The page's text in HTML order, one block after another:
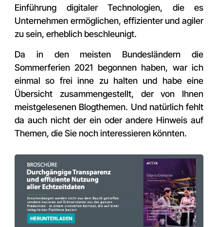
Einführung digitaler Technologien, die es
Unternehmen ermöglichen, effizienter und agiler
zu sein, erheblich beschleunigt.
Da in den meisten Bundesländern die
Sommerferien 2021 begonnen haben, war ich
einmal so frei inne zu halten und habe eine
Übersicht zusammengestellt, der von Ihnen
meistgelesenen Blogthemen. Und natürlich fehlt
da auch nicht der ein oder andere Hinweis auf
Themen, die Sie noch interessieren könnten.